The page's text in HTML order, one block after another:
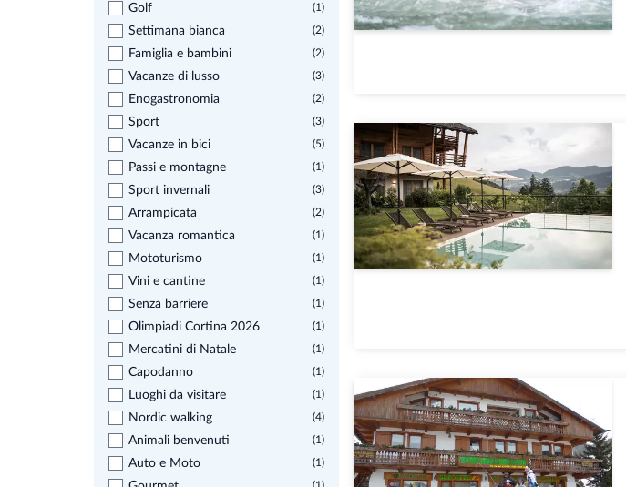
Golf (1)
Settimana bianca (2)
Famiglia e bambini (2)
Vacanze di lusso (3)
Enogastronomia (2)
Sport (3)
Vacanze in bici (5)
Passi e montagne (1)
Sport invernali (3)
Arrampicata (2)
Vacanza romantica (1)
Mototurismo (1)
Vini e cantine (1)
Senza barriere (1)
Olimpiadi Cortina 2026 (1)
Mercatini di Natale (1)
Capodanno (1)
Luoghi da visitare (1)
Nordic walking (4)
Animali benvenuti (1)
Auto e Moto (1)